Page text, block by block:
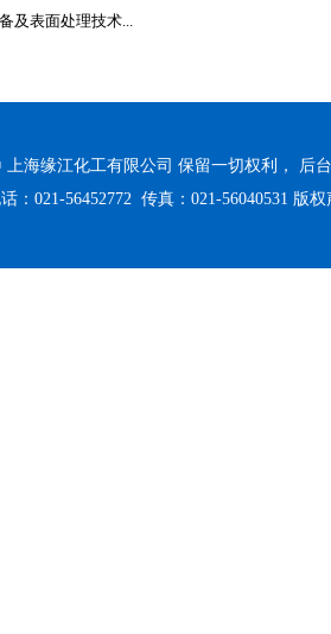
及表面处理技术...
海缘江化工有限公司 保留一切权利， 后
：021-56452772 传真：021-56040531 版权